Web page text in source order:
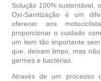
Solução 100% sustentável,
Oxi-Sanitização é um
oferecer aos
proporcionar o cuidado
um item tão importante
que, deixam limpo, mas
germes e bactérias.
Através de um processo